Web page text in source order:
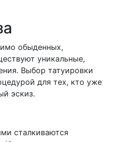
обыденных,
уникальные,
Выбор татуировки
для тех, кто уже
эскиз.
сталкиваются